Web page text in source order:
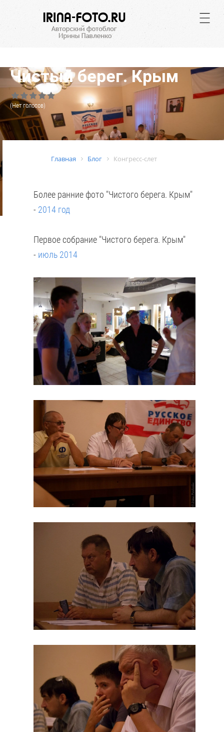
.
Чистый берег. Крым
(Нет голосов)
Главная Блог Конгресс-слет
Более ранние фото "Чистого берега. Крым"
- 2014 год
Первое собрание "Чистого берега. Крым"
- июль 2014